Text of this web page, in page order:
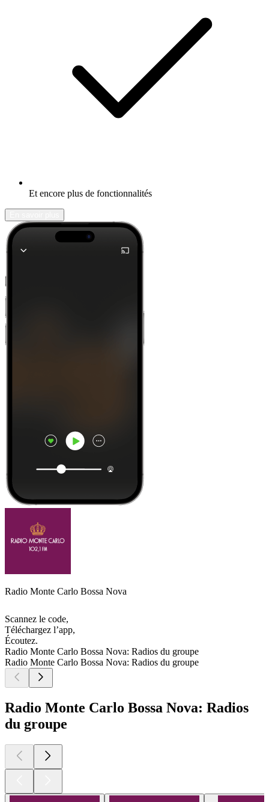
Et encore plus de fonctionnalités
Radio Monte Carlo Bossa Nova
Scannez le code,
Téléchargez l’app,
Écoutez.
Radio Monte Carlo Bossa Nova: Radios du groupe
Radio Monte Carlo Bossa Nova: Radios du groupe
Radio Monte Carlo Bossa Nova: Radios
du groupe